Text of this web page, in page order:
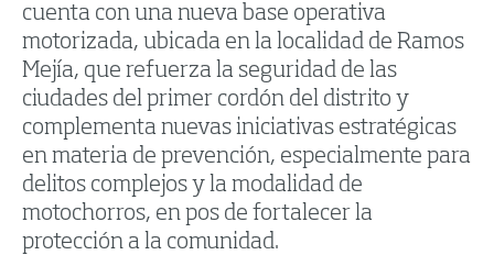
cuenta con una nueva base operativa
motorizada, ubicada en la localidad de Ramos
Mejía, que refuerza la seguridad de las
ciudades del primer cordón del distrito y
complementa nuevas iniciativas estratégicas
en materia de prevención, especialmente para
delitos complejos y la modalidad de
motochorros, en pos de fortalecer la
protección a la comunidad.